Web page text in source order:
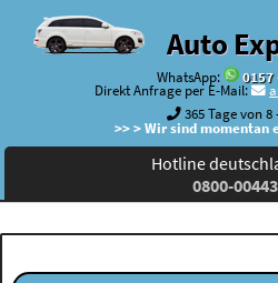
Auto
WhatsApp:
0157
Direkt Anfrage per E-Mail:
365 Tage von 8
>> > Wir sind momentan
Hotline
0800-